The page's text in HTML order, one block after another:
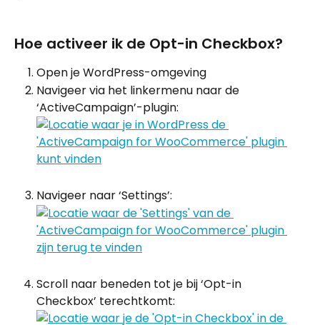
Hoe activeer ik de Opt-in Checkbox?
Open je WordPress-omgeving
Navigeer via het linkermenu naar de
‘ActiveCampaign’-plugin:
Navigeer naar ‘Settings’:
Scroll naar beneden tot je bij ‘Opt-in
Checkbox’ terechtkomt: